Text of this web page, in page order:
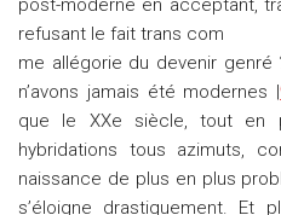
post-moderne en acceptant,
refusant le fait trans com
me allégorie du devenir genré
n’avons jamais été modernes |
que le XXe siècle, tout en
hybridations tous azimuts,
naissance de plus en plus
s’éloigne drastiquement. Et